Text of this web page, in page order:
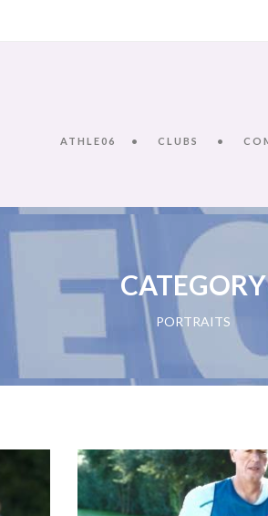
ATHLE06 CLUBS
CATEGORY
PORTRAITS